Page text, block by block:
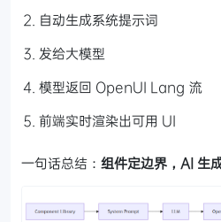
自动生成系统提示词
发给大模型
模型返回 OpenUI Lang 流
前端实时渲染出可用 UI
一句话总结： 组件定边界，AI 生